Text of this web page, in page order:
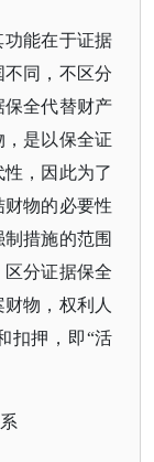
能在于证据
同，不区分
全代替财产
是以保全证
，因此为了
物的必要性
措施的范围
分证据保全
物，权利人
扣押，即“活